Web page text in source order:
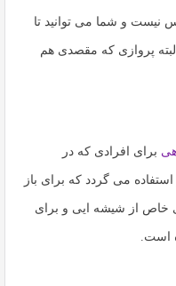
نیست و شما می توانید تا
پروازی که مقصدی هم
برای افرادی که در
می گردد که برای باز
خاص از شیشه ایی و برای
است.